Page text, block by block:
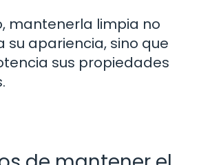
mantenerla limpia no
su apariencia, sino que
sus propiedades